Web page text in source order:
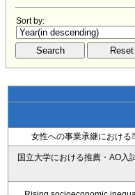
Sort by:
女性への事業承継におけ
国立大学における推薦・AO